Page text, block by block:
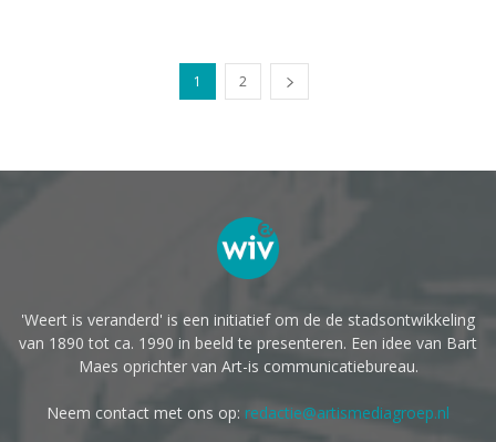
1 2
'Weert is veranderd' is een initiatief om de de stadsontwikkeling
van 1890 tot ca. 1990 in beeld te presenteren. Een idee van Bart
Maes oprichter van Art-is communicatiebureau.
Neem contact met ons op: redactie@artismediagroep.nl